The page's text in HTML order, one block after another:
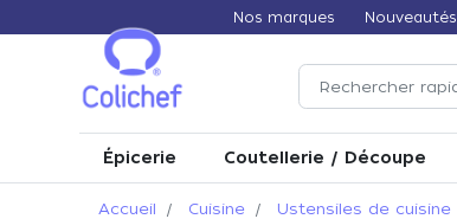
Nos marques Nouveautés
Épicerie Coutellerie / Découpe
Accueil Cuisine Ustensiles de cuisine